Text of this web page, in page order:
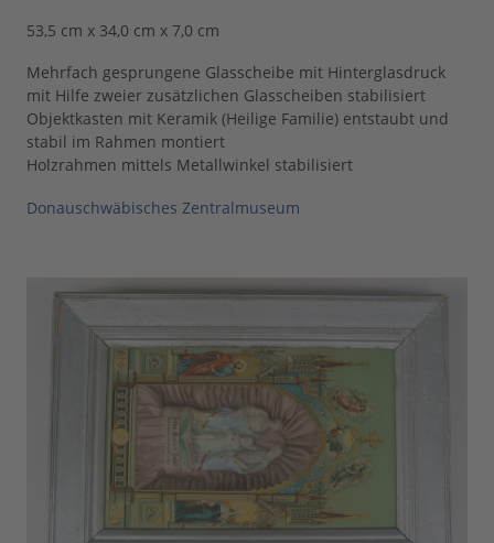
53,5 cm x 34,0 cm x 7,0 cm
Mehrfach gesprungene Glasscheibe mit Hinterglasdruck
mit Hilfe zweier zusätzlichen Glasscheiben stabilisiert
Objektkasten mit Keramik (Heilige Familie) entstaubt und
stabil im Rahmen montiert
Holzrahmen mittels Metallwinkel stabilisiert
Donauschwäbisches Zentralmuseum